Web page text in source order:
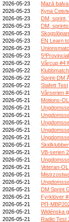
2026-05-23
Mazā
2026-05-23
Купа
2026-05-23
DM, sprint,
2026-05-23
DM,
2026-05-23
2026-05-23
EN Learn
2026-05-23
2026-05-23
2026-05-22
Vårcup #4
2026-05-22
2026-05-22
Sprint-DM
2026-05-22
Stafett Test
2026-05-21
Vårserien
2026-05-21
Motions-
2026-05-21
2026-05-21
2026-05-21
2026-05-21
2026-05-21
2026-05-21
2026-05-21
VB-serien
2026-05-21
2026-05-21
Veteran-
2026-05-21
2026-05-21
2026-05-21
DM Sprint
2026-05-21
Fyrklöver
2026-05-21
РП-
2026-05-21
Widénska
2026-05-21
Radio Test